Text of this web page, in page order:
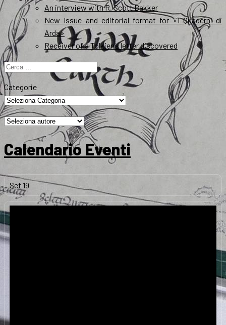
An interview with R. Scott Bakker
New Issue and editorial format for «I Quaderni di
Arda»
Receiver of a Tolkien’s letter discovered
Ricerca
per:
Categorie
Calendario Eventi
Set 19